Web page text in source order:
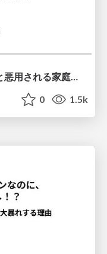
侵入は突然に 〜 IoTマルウェアと悪用される家庭の機器 ～ / When Intrusion Strikes: IoT Malware and the Abuse of Home Devices
0 1.5k